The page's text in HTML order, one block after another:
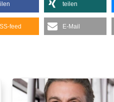
teilen
feed E-Mail